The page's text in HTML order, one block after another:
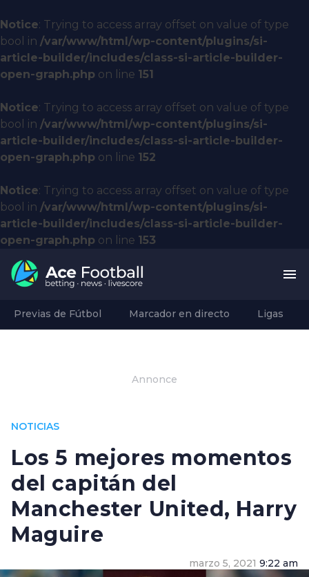
Notice: Trying to access array offset on value of type
bool in /var/www/html/wp-content/plugins/si-
article-builder/includes/class-si-article-builder-
open-graph.php on line 151
Notice: Trying to access array offset on value of type
bool in /var/www/html/wp-content/plugins/si-
article-builder/includes/class-si-article-builder-
open-graph.php on line 152
Notice: Trying to access array offset on value of type
bool in /var/www/html/wp-content/plugins/si-
article-builder/includes/class-si-article-builder-
open-graph.php on line 153
Previas de Fútbol Marcador en directo Ligas
Annonce
NOTICIAS
Los 5 mejores momentos
del capitán del
Manchester United, Harry
Maguire
marzo 5, 2021 9:22 am